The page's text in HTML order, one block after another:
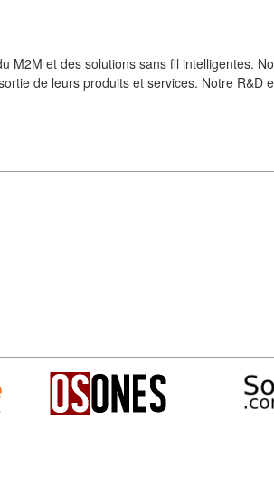
M2M et des solutions sans fil intelligentes.
de leurs produits et services. Notre R&D